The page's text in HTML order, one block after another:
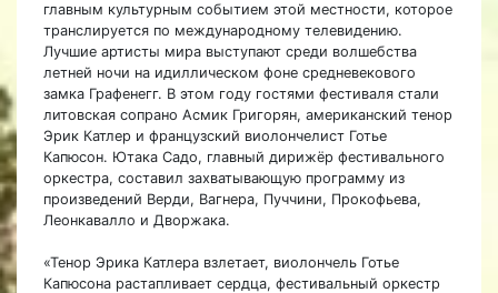
главным культурным событием этой местности, которое
транслируется по международному телевидению.
Лучшие артисты мира выступают среди волшебства
летней ночи на идиллическом фоне средневекового
замка Графенегг. В этом году гостями фестиваля стали
литовская сопрано Асмик Григорян, американский тенор
Эрик Катлер и французский виолончелист Готье
Капюсон. Ютака Садо, главный дирижёр фестивального
оркестра, составил захватывающую программу из
произведений Верди, Вагнера, Пуччини, Прокофьева,
Леонкавалло и Дворжака.
«Тенор Эрика Катлера взлетает, виолончель Готье
Капюсона растапливает сердца, фестивальный оркестр